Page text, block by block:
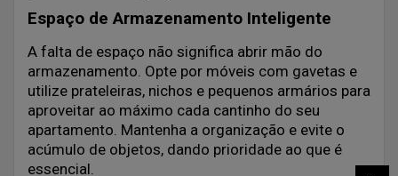
Espaço de Armazenamento Inteligente
A falta de espaço não significa abrir mão do
armazenamento. Opte por móveis com gavetas e
utilize prateleiras, nichos e pequenos armários para
aproveitar ao máximo cada cantinho do seu
apartamento. Mantenha a organização e evite o
acúmulo de objetos, dando prioridade ao que é
essencial.